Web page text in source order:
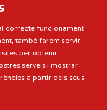
correcte funcionament
també farem servir
per obtenir
serveis i mostrar
a partir dels seus